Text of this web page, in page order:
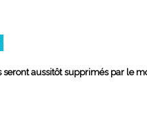
aussitôt supprimés par le